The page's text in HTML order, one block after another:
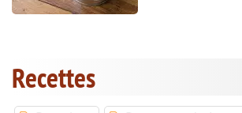
Recettes